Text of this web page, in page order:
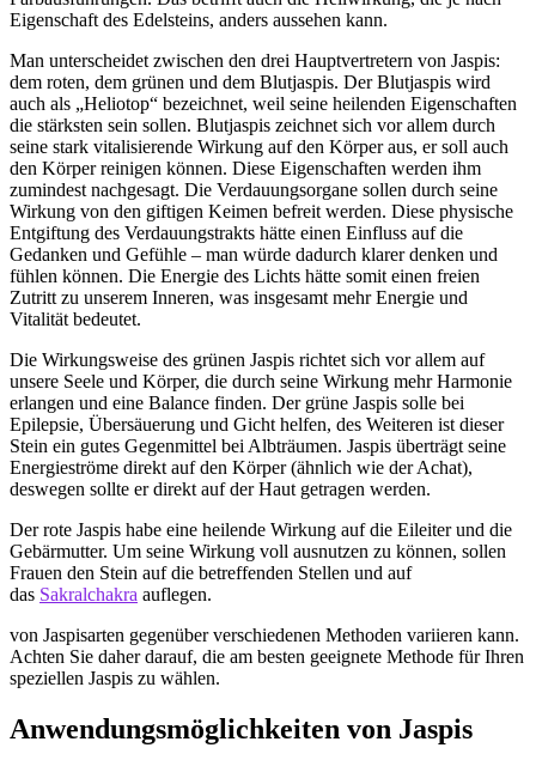
Eigenschaft des Edelsteins, anders aussehen kann.
Man unterscheidet zwischen den drei Hauptvertretern von Jaspis:
dem roten, dem grünen und dem Blutjaspis. Der Blutjaspis wird
auch als „Heliotop“ bezeichnet, weil seine heilenden Eigenschaften
die stärksten sein sollen. Blutjaspis zeichnet sich vor allem durch
seine stark vitalisierende Wirkung auf den Körper aus, er soll auch
den Körper reinigen können. Diese Eigenschaften werden ihm
zumindest nachgesagt. Die Verdauungsorgane sollen durch seine
Wirkung von den giftigen Keimen befreit werden. Diese physische
Entgiftung des Verdauungstrakts hätte einen Einfluss auf die
Gedanken und Gefühle – man würde dadurch klarer denken und
fühlen können. Die Energie des Lichts hätte somit einen freien
Zutritt zu unserem Inneren, was insgesamt mehr Energie und
Vitalität bedeutet.
Die Wirkungsweise des grünen Jaspis richtet sich vor allem auf
unsere Seele und Körper, die durch seine Wirkung mehr Harmonie
erlangen und eine Balance finden. Der grüne Jaspis solle bei
Epilepsie, Übersäuerung und Gicht helfen, des Weiteren ist dieser
Stein ein gutes Gegenmittel bei Albträumen. Jaspis überträgt seine
Energieströme direkt auf den Körper (ähnlich wie der Achat),
deswegen sollte er direkt auf der Haut getragen werden.
Der rote Jaspis habe eine heilende Wirkung auf die Eileiter und die
Gebärmutter. Um seine Wirkung voll ausnutzen zu können, sollen
Frauen den Stein auf die betreffenden Stellen und auf
das Sakralchakra auflegen.
von Jaspisarten gegenüber verschiedenen Methoden variieren kann.
Achten Sie daher darauf, die am besten geeignete Methode für Ihren
speziellen Jaspis zu wählen.
Anwendungsmöglichkeiten von Jaspis